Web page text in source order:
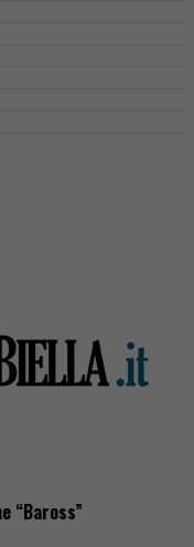
“Baross”